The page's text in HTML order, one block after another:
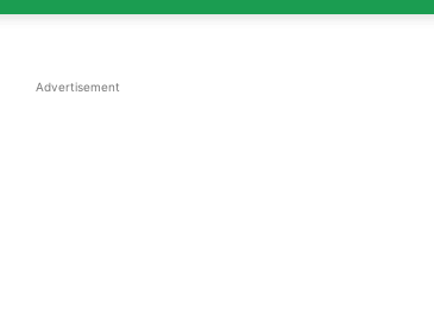
Advertisement